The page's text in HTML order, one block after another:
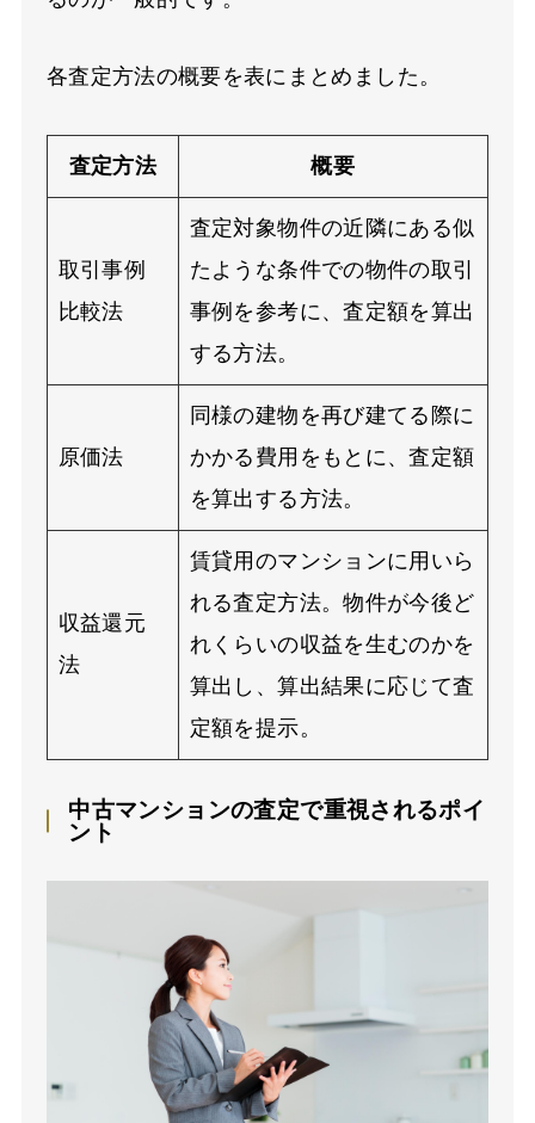
各査定方法の概要を表にまとめました。
査定方法 概要
取引事例
比較法
査定対象物件の近隣にある似
たような条件での物件の取引
事例を参考に、査定額を算出
する方法。
原価法
同様の建物を再び建てる際に
かかる費用をもとに、査定額
を算出する方法。
収益還元
法
賃貸用のマンションに用いら
れる査定方法。物件が今後ど
れくらいの収益を生むのかを
算出し、算出結果に応じて査
定額を提示。
中古マンションの査定で重視されるポイ
ント